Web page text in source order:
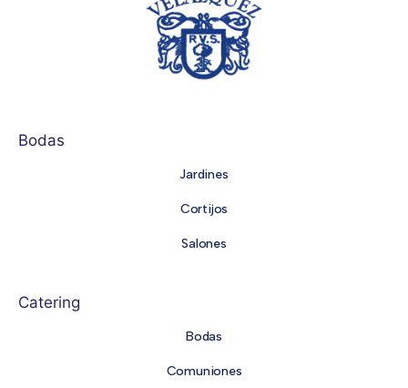
Bodas
Jardines
Cortijos
Salones
Catering
Bodas
Comuniones